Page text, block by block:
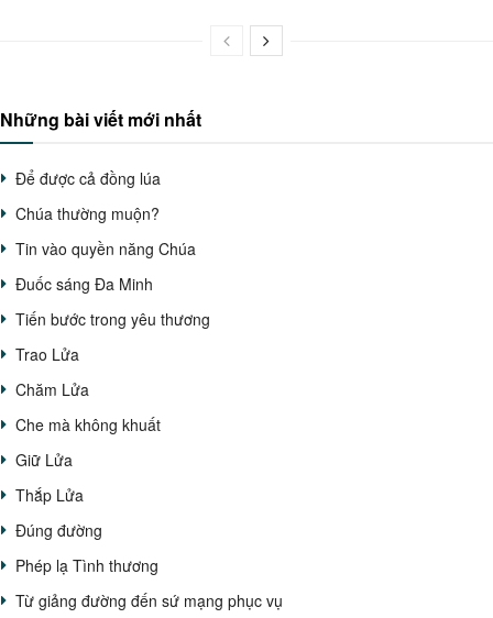
Những bài viết mới nhất
Để được cả đồng lúa
Chúa thường muộn?
Tin vào quyền năng Chúa
Đuốc sáng Đa Minh
Tiến bước trong yêu thương
Trao Lửa
Chăm Lửa
Che mà không khuất
Giữ Lửa
Thắp Lửa
Đúng đường
Phép lạ Tình thương
Từ giảng đường đến sứ mạng phục vụ